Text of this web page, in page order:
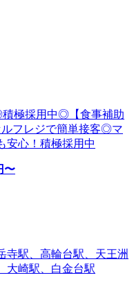
積極採用中◎【食事補助
ルフレジで簡単接客◎マ
安心！積極採用中
〜
寺駅、高輪台駅、天王洲
大崎駅、白金台駅